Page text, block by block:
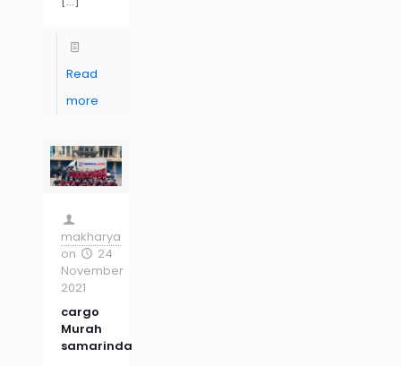
Read
more
makharya
on
24
November
2021
cargo
Murah
samarinda